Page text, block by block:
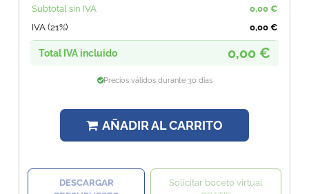
Subtotal sin IVA
0,00 €
IVA (21%)
0,00 €
Total IVA incluido 0,00 €
Precios válidos durante 30 días
AÑADIR AL CARRITO
DESCARGAR
Solicitar boceto virtual